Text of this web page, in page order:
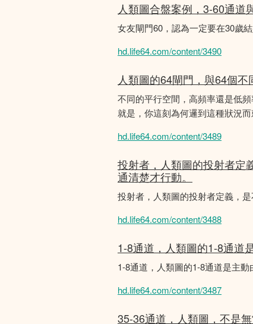
人類圖合盤案例，3-60通道
女友閘門60，認為一定要在30歲
hd.life64.com/content/3490
人類圖的64閘門，與64個
不同的平行空間，高頻率還是低
就是，你這刻為何邏到這種狀況
hd.life64.com/content/3489
投射者，人類圖的投射者定
通清楚才行動。
投射者，人類圖的投射者定義，
hd.life64.com/content/3488
1-8通道，人類圖的1-8通道
1-8通道，人類圖的1-8通道是主
hd.life64.com/content/3487
35-36通道，人類圖，不是